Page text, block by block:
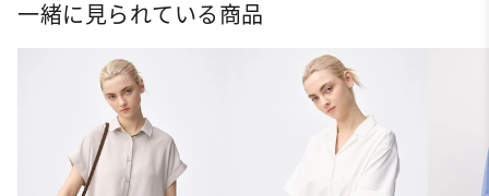
一緒に見られている商品